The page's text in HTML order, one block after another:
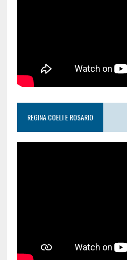
REGINA COELI E ROSARIO